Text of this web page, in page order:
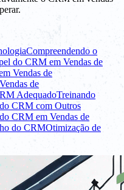
Compreendendo o
do CRM em Vendas de
Vendas de
de
AdequadoTreinando
CRM com Outros
CRM em Vendas de
do CRMOtimização de